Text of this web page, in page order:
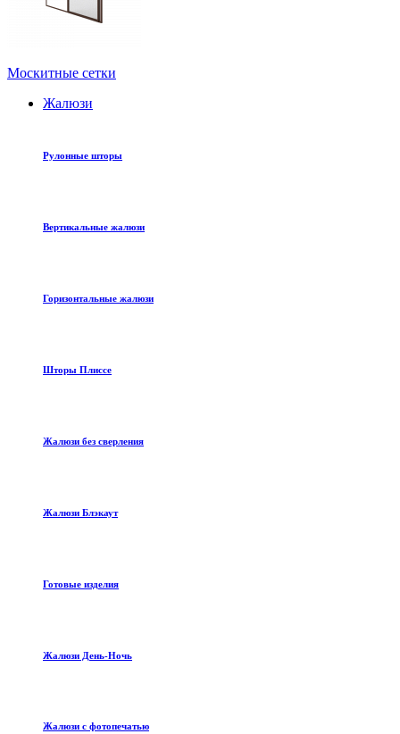
Москитные сетки
Жалюзи
Рулонные шторы
Вертикальные жалюзи
Горизонтальные жалюзи
Шторы Плиссе
Жалюзи без сверления
Жалюзи Блэкаут
Готовые изделия
Жалюзи День-Ночь
Жалюзи с фотопечатью